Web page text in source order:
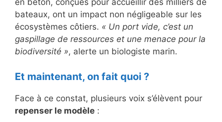
en béton, conçues pour accueillir des milliers de
bateaux, ont un impact non négligeable sur les
écosystèmes côtiers. « Un port vide, c’est un
gaspillage de ressources et une menace pour la
biodiversité », alerte un biologiste marin.
Et maintenant, on fait quoi ?
Face à ce constat, plusieurs voix s’élèvent pour
repenser le modèle :